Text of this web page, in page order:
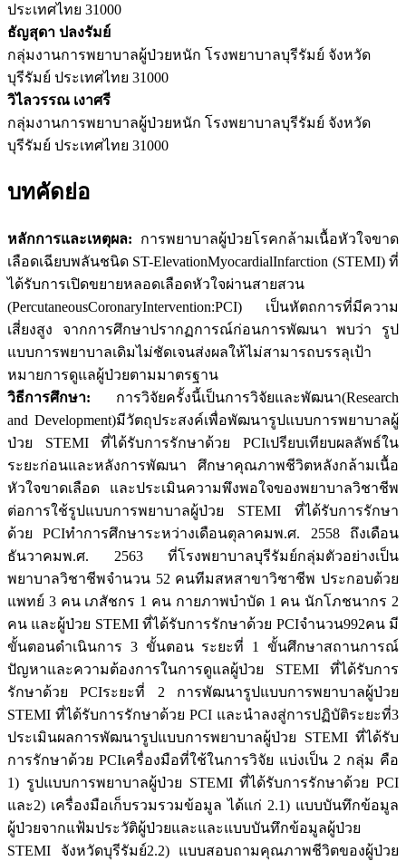
ประเทศไทย 31000
ธัญสุดา ปลงรัมย์
กลุ่มงานการพยาบาลผู้ป่วยหนัก โรงพยาบาลบุรีรัมย์ จังหวัด
บุรีรัมย์ ประเทศไทย 31000
วิไลวรรณ เงาศรี
กลุ่มงานการพยาบาลผู้ป่วยหนัก โรงพยาบาลบุรีรัมย์ จังหวัด
บุรีรัมย์ ประเทศไทย 31000
บทคัดย่อ
หลักการและเหตุผล: การพยาบาลผู้ป่วยโรคกล้ามเนื้อหัวใจขาด
เลือดเฉียบพลันชนิด ST-ElevationMyocardialInfarction (STEMI) ที่
ได้รับการเปิดขยายหลอดเลือดหัวใจผ่านสายสวน
(PercutaneousCoronaryIntervention:PCI) เป็นหัตถการที่มีความ
เสี่ยงสูง จากการศึกษาปรากฏการณ์ก่อนการพัฒนา พบว่า รูป
แบบการพยาบาลเดิมไม่ชัดเจนส่งผลให้ไม่สามารถบรรลุเป้า
หมายการดูแลผู้ป่วยตามมาตรฐาน
วิธีการศึกษา: การวิจัยครั้งนี้เป็นการวิจัยและพัฒนา(Research
and Development)มีวัตถุประสงค์เพื่อพัฒนารูปแบบการพยาบาลผู้
ป่วย STEMI ที่ได้รับการรักษาด้วย PCIเปรียบเทียบผลลัพธ์ใน
ระยะก่อนและหลังการพัฒนา ศึกษาคุณภาพชีวิตหลังกล้ามเนื้อ
หัวใจขาดเลือด และประเมินความพึงพอใจของพยาบาลวิชาชีพ
ต่อการใช้รูปแบบการพยาบาลผู้ป่วย STEMI ที่ได้รับการรักษา
ด้วย PCIทำการศึกษาระหว่างเดือนตุลาคมพ.ศ. 2558 ถึงเดือน
ธันวาคมพ.ศ. 2563 ที่โรงพยาบาลบุรีรัมย์กลุ่มตัวอย่างเป็น
พยาบาลวิชาชีพจำนวน 52 คนทีมสหสาขาวิชาชีพ ประกอบด้วย
แพทย์ 3 คน เภสัชกร 1 คน กายภาพบำบัด 1 คน นักโภชนากร 2
คน และผู้ป่วย STEMI ที่ได้รับการรักษาด้วย PCIจำนวน992คน มี
ขั้นตอนดำเนินการ 3 ขั้นตอน ระยะที่ 1 ขั้นศึกษาสถานการณ์
ปัญหาและความต้องการในการดูแลผู้ป่วย STEMI ที่ได้รับการ
รักษาด้วย PCIระยะที่ 2 การพัฒนารูปแบบการพยาบาลผู้ป่วย
STEMI ที่ได้รับการรักษาด้วย PCI และนำลงสู่การปฏิบัติระยะที่3
ประเมินผลการพัฒนารูปแบบการพยาบาลผู้ป่วย STEMI ที่ได้รับ
การรักษาด้วย PCIเครื่องมือที่ใช้ในการวิจัย แบ่งเป็น 2 กลุ่ม คือ
1) รูปแบบการพยาบาลผู้ป่วย STEMI ที่ได้รับการรักษาด้วย PCI
และ2) เครื่องมือเก็บรวมรวมข้อมูล ได้แก่ 2.1) แบบบันทึกข้อมูล
ผู้ป่วยจากแฟ้มประวัติผู้ป่วยและและแบบบันทึกข้อมูลผู้ป่วย
STEMI จังหวัดบุรีรัมย์2.2) แบบสอบถามคุณภาพชีวิตของผู้ป่วย